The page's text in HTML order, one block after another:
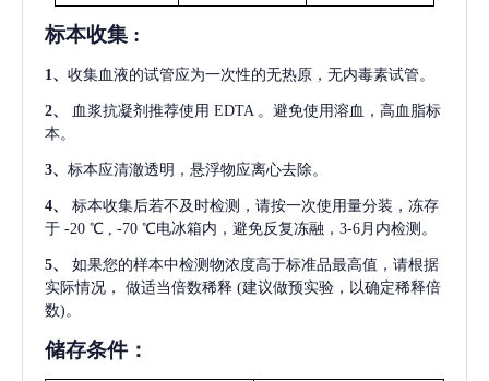
标本收集 :
1 、 收集血液的试管应为一次性的无热原，无内毒素试管。
2、 血浆抗凝剂推荐使用 EDTA 。避免使用溶血，高血脂标
本。
3、 标本应清澈透明，悬浮物应离心去除。
4、
标本收集后若不及时检测，请按一次使用量分装，冻存
于 -20 ℃ , -70 ℃电冰箱内，避免反复冻融，3-6月内检测。
5、
如果您的样本中检测物浓度高于标准品最高值，请根据
实际情况，
做适当倍数稀释 (建议做预实验，以确定稀释倍
数)。
储存条件：